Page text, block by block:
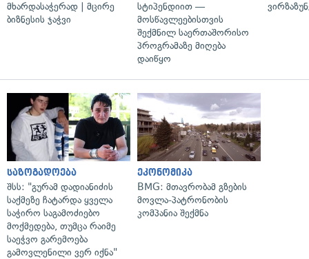
მხარდასაჭერად | მცირე
ბიზნესის ჯაჭვი
სტიპენდიით —
მოსწავლეებისთვის
შექმნილ საერთაშორისო
პროგრამაზე მიღება
დაიწყო
საზოგადოება
შსს: "გურამ დადიანიძის
საქმეზე ჩატარდა ყველა
საჭირო საგამოძიებო
მოქმედება, თუმცა რაიმე
საეჭვო გარემოება
გამოვლენილი ვერ იქნა"
ეკონომიკა
BMG: მთავრობამ გზების
მოვლა-პატრონობის
კომპანია შექმნა